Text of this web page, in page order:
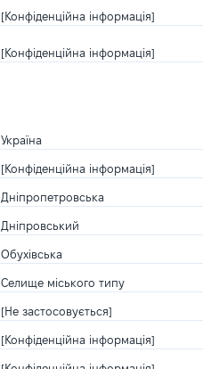
[Конфіденційна інформація]
[Конфіденційна інформація]
Україна
[Конфіденційна інформація]
Дніпропетровська
Дніпровський
Обухівська
Селище міського типу
[Не застосовується]
[Конфіденційна інформація]